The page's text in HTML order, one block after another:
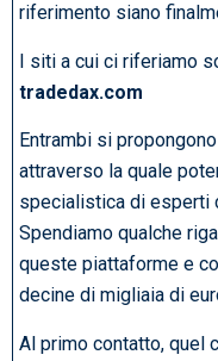
riferimento siano
I siti a cui ci riferiamo
tradedax.com
Entrambi si
attraverso la quale
specialistica di esperti
Spendiamo qualche
queste piattaforme e
decine di migliaia di
Al primo contatto, quel